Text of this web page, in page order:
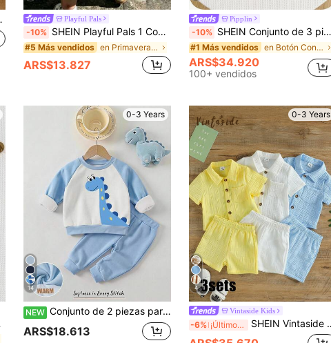
Playful Pals
-10% SHEIN Playful Pals 1 Conjunto de camiseta de cuello redondo de manga corta con estampado de letras y sol y pantalones cortos a rayas a juego para bebé niño, atuendos de verano adecuados para salidas, vacaciones, etc.
#5 Más vendidos en Primavera y verano Bebé Niños Camiseta Co-ords
ARS$13.827
Pipplin
-10% SHEIN Conjunto de 3 piezas para bebé niño de otoño/invierno con camisa de pana versátil y linda, top de punto largo y pantalones, adecuado para fiesta de cumpleaños, fiesta de noche, actuación, boda, baby shower, bautizo, celebración del 1er cumpleaños. Conjunto de pana para bebé niño, conjunto de color tostado
#1 Más vendidos en Botón Conjuntos de ropa de abrigo para bebés ni
ARS$34.920
100+ vendidos
0-3 Years
14
NEW Conjunto de 2 piezas para bebé niño en verde oscuro, sudadera de punto con lazo navideño y pantalones jogger deportivos casuales de otoño, chándal de invierno para 1 año
ARS$18.613
0-3 Years
4
Vintaside Kids
-6% ¡Últimos 3 días SHEIN Vintaside Kids Set de 6 piezas de camisa de cuello simple y cómoda de tela y pantalones cortos para bebé niño, multicolor, adecuado para el verano